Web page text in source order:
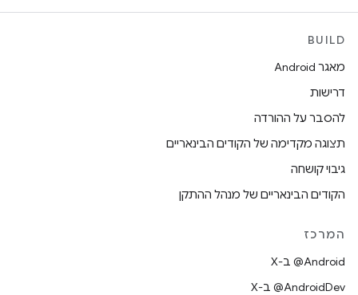
BUILD
מאגר Android
דרישות
להסבר על ההורדה
תצוגה מקדימה של הקודים הבינאריים
גיבוי קושחה
הקודים הבינאריים של מנהל ההתקן
המרכז
‫‎@Android ב-X
‫‎@AndroidDev ב-X